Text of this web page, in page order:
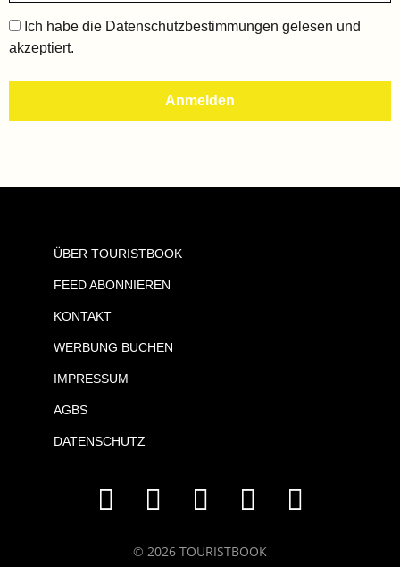
Ich habe die Datenschutzbestimmungen gelesen und
akzeptiert.
ÜBER TOURISTBOOK
FEED ABONNIEREN
KONTAKT
WERBUNG BUCHEN
IMPRESSUM
AGBS
DATENSCHUTZ
© 2026 TOURISTBOOK